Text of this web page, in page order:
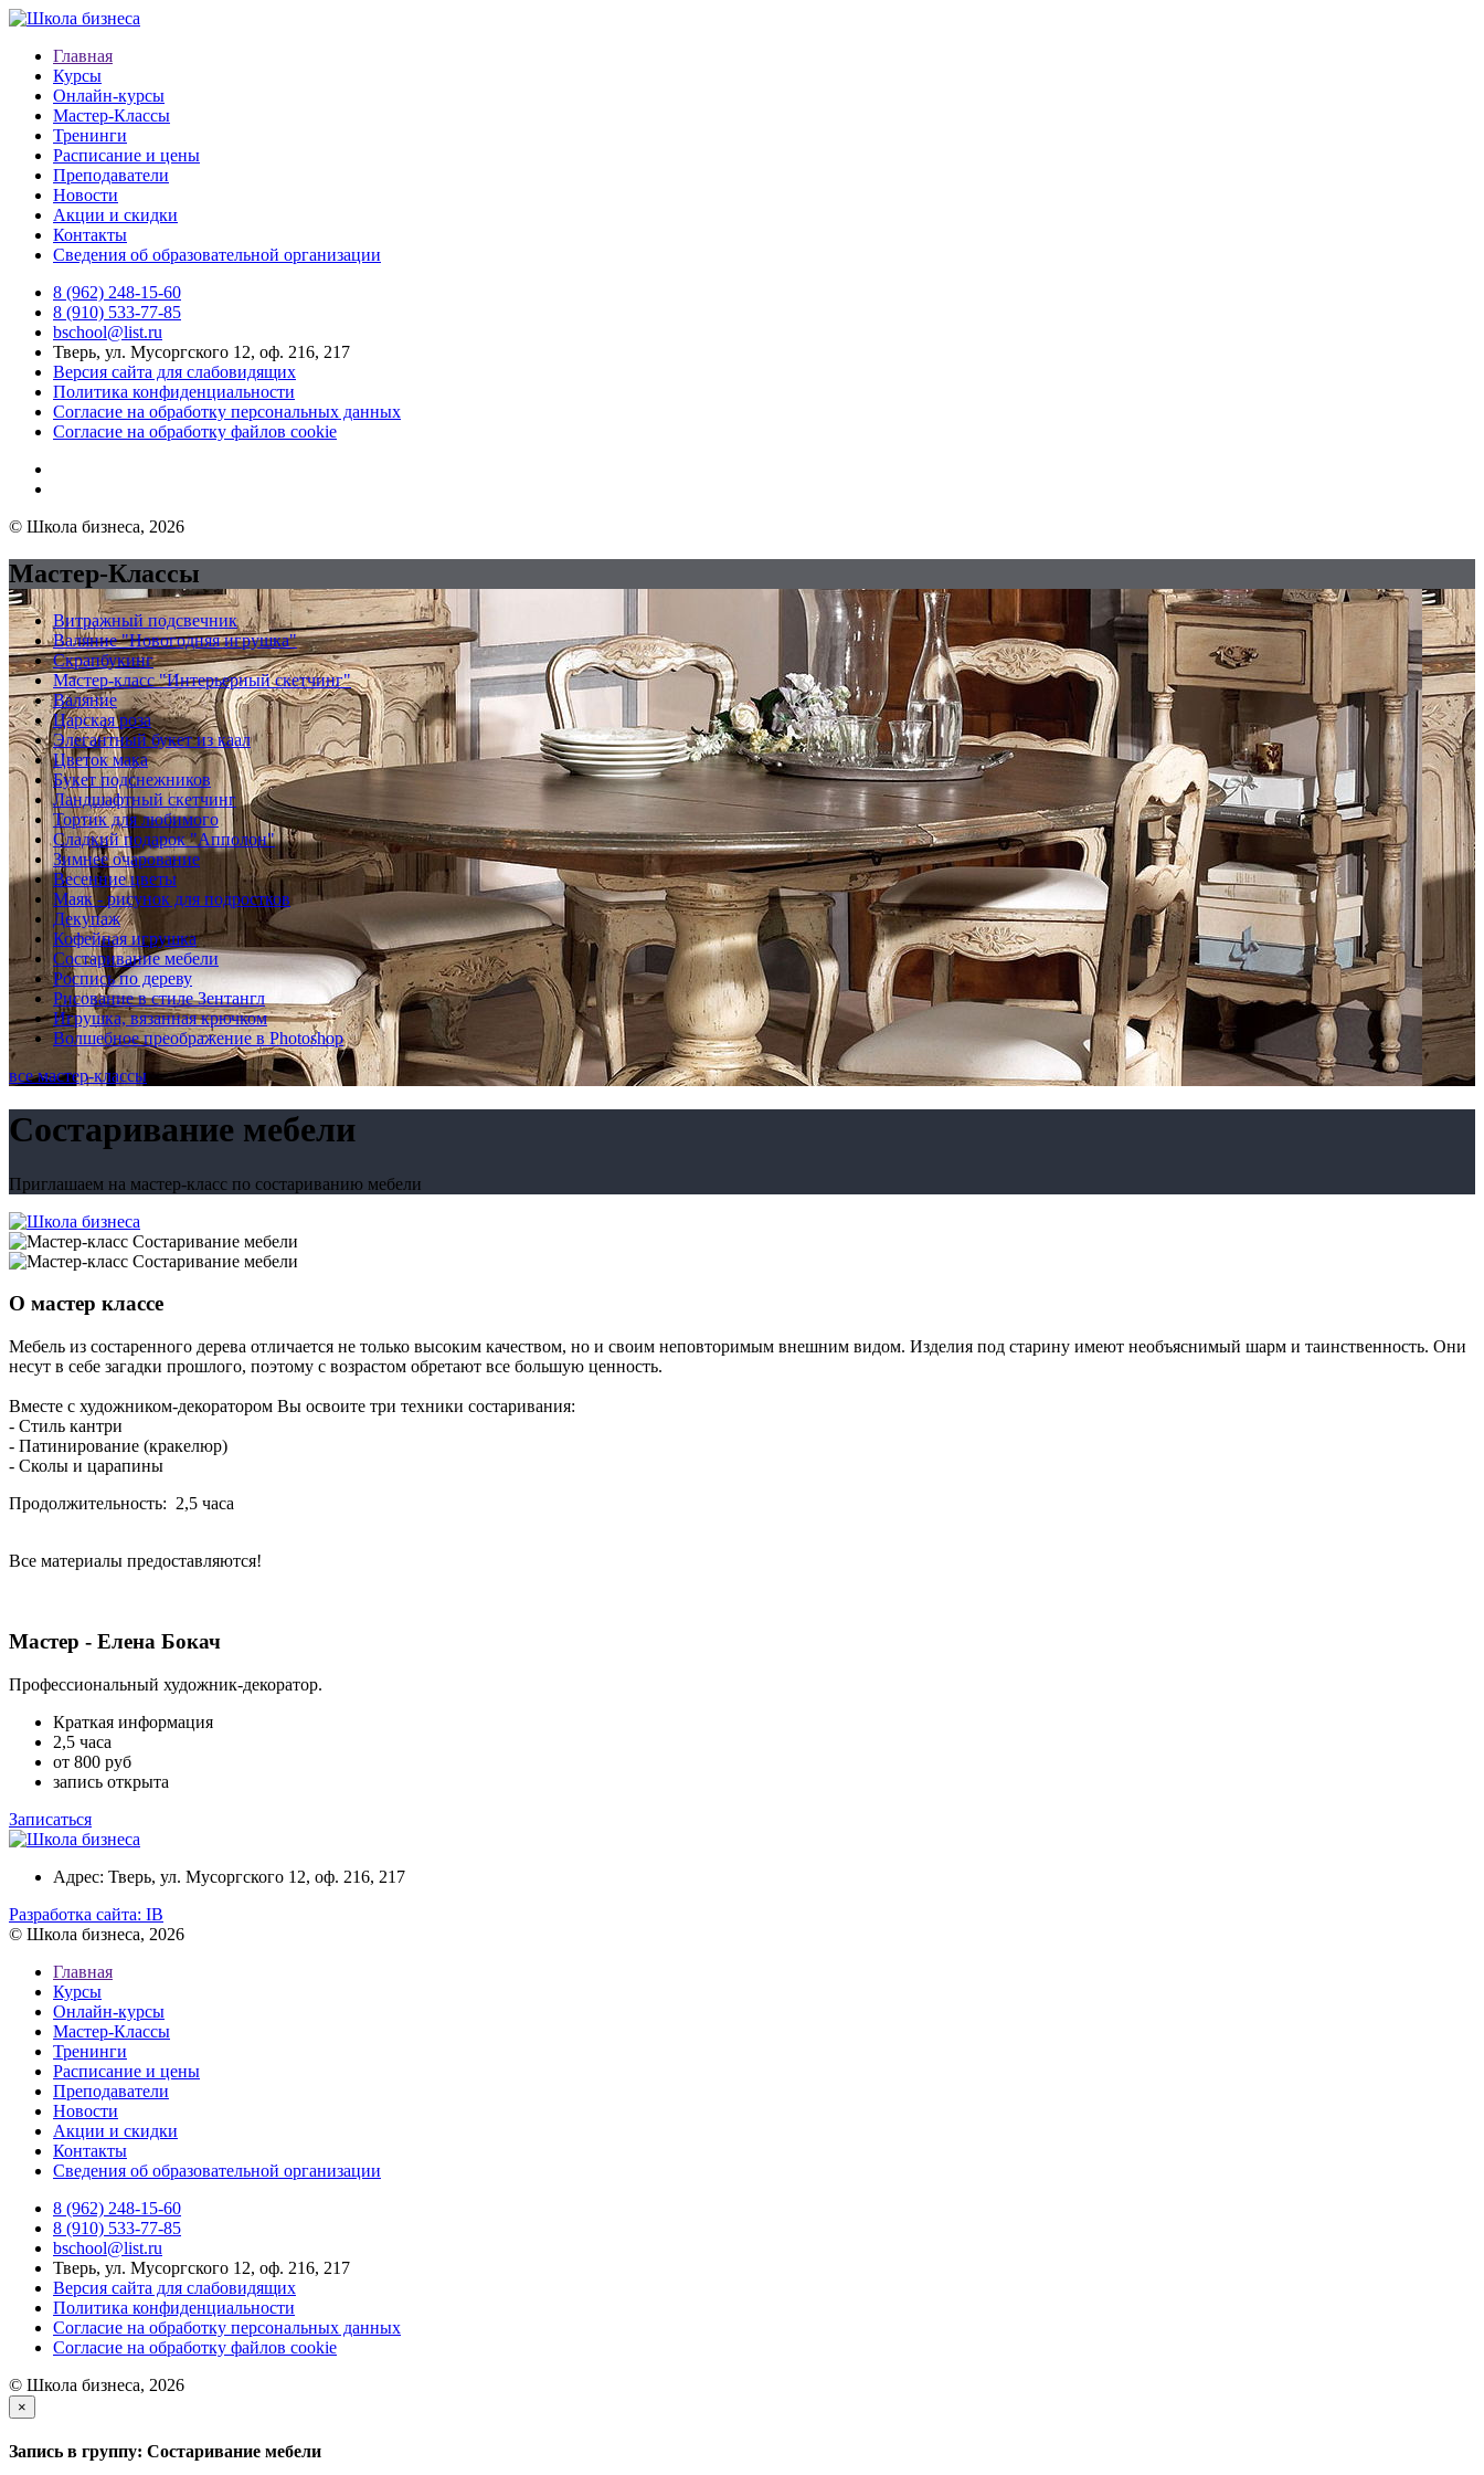
Главная
Курсы
Онлайн-курсы
Мастер-Классы
Тренинги
Расписание и цены
Преподаватели
Новости
Акции и скидки
Контакты
Сведения об образовательной организации
8 (962) 248-15-60
8 (910) 533-77-85
bschool@list.ru
Тверь, ул. Мусоргского 12, оф. 216, 217
Версия сайта для слабовидящих
Политика конфиденциальности
Согласие на обработку персональных данных
Согласие на обработку файлов cookie
© Школа бизнеса, 2026
Мастер-Классы
Витражный подсвечник
Валяние "Новогодняя игрушка"
Скрапбукинг
Мастер-класс "Интерьерный скетчинг"
Валяние
Царская роза
Элегантный букет из каал
Цветок мака
Букет подснежников
Ландшафтный скетчинг
Тортик для любимого
Сладкий подарок "Апполон"
Зимнее очарование
Весенние цветы
Маяк - рисунок для подростков
Декупаж
Кофейная игрушка
Состаривание мебели
Роспись по дереву
Рисование в стиле Зентангл
Игрушка, вязанная крючком
Волшебное преображение в Photoshop
все мастер-классы
Состаривание мебели
Приглашаем на мастер-класс по состариванию мебели
О мастер классе
Мебель из состаренного дерева отличается не только высоким качеством, но и своим неповторимым внешним видом. Изделия под старину имеют необъяснимый шарм и таинственность. Они
несут в себе загадки прошлого, поэтому с возрастом обретают все большую ценность.
Вместе с художником-декоратором Вы освоите три техники состаривания:
- Стиль кантри
- Патинирование (кракелюр)
- Сколы и царапины
Продолжительность: 2,5 часа
Все материалы предоставляются!
Мастер - Елена Бокач
Профессиональный художник-декоратор.
Краткая информация
2,5 часа
от 800 руб
запись открыта
Записаться
Адрес: Тверь, ул. Мусоргского 12, оф. 216, 217
Разработка сайта: IB
© Школа бизнеса, 2026
Главная
Курсы
Онлайн-курсы
Мастер-Классы
Тренинги
Расписание и цены
Преподаватели
Новости
Акции и скидки
Контакты
Сведения об образовательной организации
8 (962) 248-15-60
8 (910) 533-77-85
bschool@list.ru
Тверь, ул. Мусоргского 12, оф. 216, 217
Версия сайта для слабовидящих
Политика конфиденциальности
Согласие на обработку персональных данных
Согласие на обработку файлов cookie
© Школа бизнеса, 2026
×
Запись в группу: Состаривание мебели